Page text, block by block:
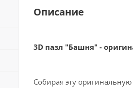
Описание
3D пазл "Башня" -
Собирая эту